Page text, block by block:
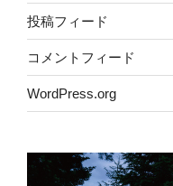
投稿フィード
コメントフィード
WordPress.org